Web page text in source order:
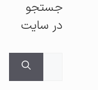
جستجو
در سایت